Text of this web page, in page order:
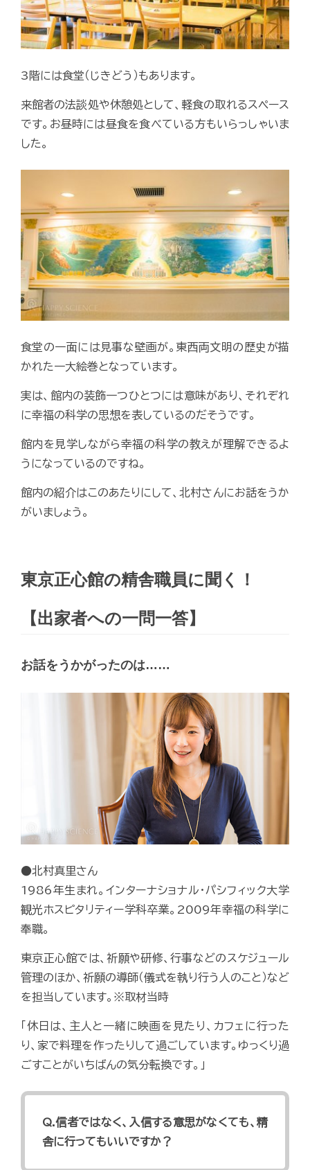
3階には食堂（じきどう）もあります。
来館者の法談処や休憩処として、軽食の取れるスペース
です。お昼時には昼食を食べている方もいらっしゃいま
した。
食堂の一面には見事な壁画が。東西両文明の歴史が描
かれた一大絵巻となっています。
実は、館内の装飾一つひとつには意味があり、それぞれ
に幸福の科学の思想を表しているのだそうです。
館内を見学しながら幸福の科学の教えが理解できるよ
うになっているのですね。
館内の紹介はこのあたりにして、北村さんにお話をうか
がいましょう。
東京正心館の精舎職員に聞く！
【出家者への一問一答】
お話をうかがったのは……
●北村真里さん
1986年生まれ。インターナショナル・パシフィック大学
観光ホスピタリティー学科卒業。2009年幸福の科学に
奉職。
東京正心館では、祈願や研修、行事などのスケジュール
管理のほか、祈願の導師（儀式を執り行う人のこと）など
を担当しています。※取材当時
「休日は、主人と一緒に映画を見たり、カフェに行った
り、家で料理を作ったりして過ごしています。ゆっくり過
ごすことがいちばんの気分転換です。」
Q.信者ではなく、入信する意思がなくても、精
舎に行ってもいいですか？